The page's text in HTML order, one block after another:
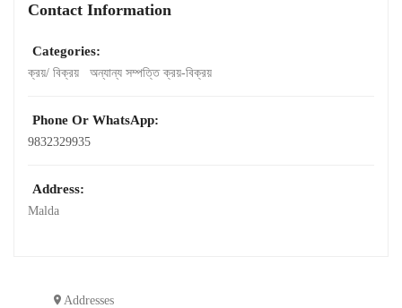
Contact Information
Categories:
ক্রয়/ বিক্রয় অন্যান্য সম্পত্তি ক্রয়-বিক্রয়
Phone Or WhatsApp:
9832329935
Address:
Malda
Addresses